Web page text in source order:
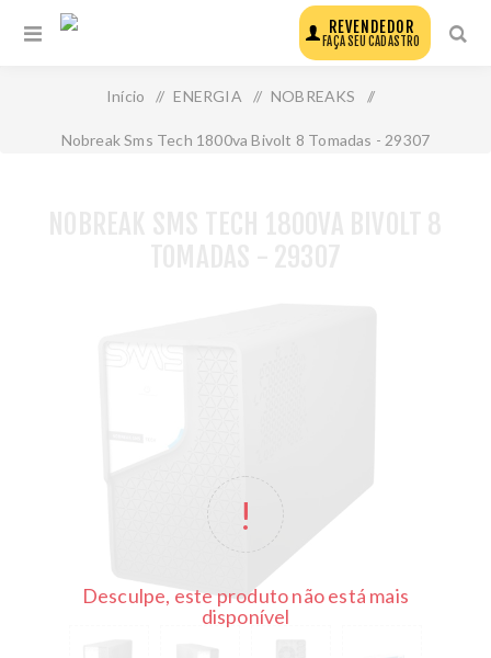
REVENDEDOR
FAÇA SEU CADASTRO
Início / ENERGIA / NOBREAKS /
Nobreak Sms Tech 1800va Bivolt 8 Tomadas - 29307
Desculpe, este produto não está mais
disponível